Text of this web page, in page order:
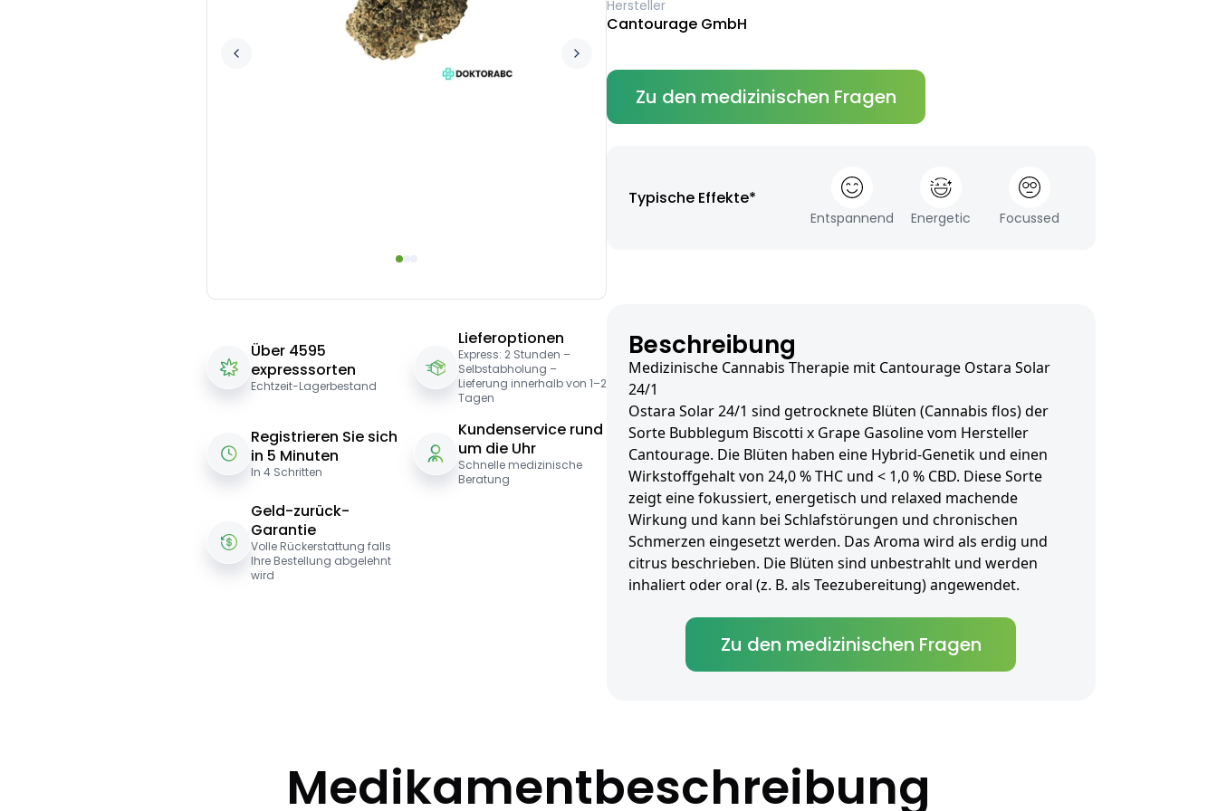
Über 4595
expresssorten
Echtzeit-Lagerbestand
Lieferoptionen
Express: 2 Stunden –
Selbstabholung –
Lieferung innerhalb von 1–2
Tagen
Registrieren Sie sich
in 5 Minuten
In 4 Schritten
Kundenservice rund
um die Uhr
Schnelle medizinische
Beratung
Geld-zurück-
Garantie
Volle Rückerstattung falls
Ihre Bestellung abgelehnt
wird
Hersteller
Cantourage GmbH
Zu den medizinischen Fragen
Typische Effekte*
Entspannend Energetic Focussed
Beschreibung
Medizinische Cannabis Therapie mit Cantourage Ostara Solar
24/1
Ostara Solar 24/1 sind getrocknete Blüten (Cannabis flos) der
Sorte Bubblegum Biscotti x Grape Gasoline vom Hersteller
Cantourage. Die Blüten haben eine Hybrid-Genetik und einen
Wirkstoffgehalt von 24,0 % THC und < 1,0 % CBD. Diese Sorte
zeigt eine fokussiert, energetisch und relaxed machende
Wirkung und kann bei Schlafstörungen und chronischen
Schmerzen eingesetzt werden. Das Aroma wird als erdig und
citrus beschrieben. Die Blüten sind unbestrahlt und werden
inhaliert oder oral (z. B. als Teezubereitung) angewendet.
Zu den medizinischen Fragen
Medikamentbeschreibung